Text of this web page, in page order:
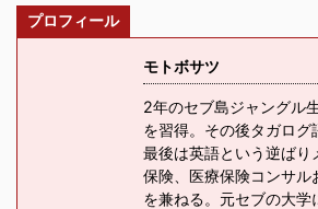
プロフィール
モトボサツ
2年のセブ島ジャングル
を習得。その後タガログ
最後は英語という逆ばり
保険、医療保険コンサル
を兼ねる。元セブの大学